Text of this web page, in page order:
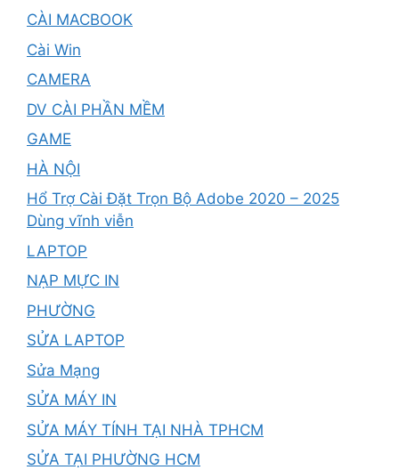
CÀI MACBOOK
Cài Win
CAMERA
DV CÀI PHẦN MỀM
GAME
HÀ NỘI
Hổ Trợ Cài Đặt Trọn Bộ Adobe 2020 – 2025
Dùng vĩnh viễn
LAPTOP
NẠP MỰC IN
PHƯỜNG
SỬA LAPTOP
Sửa Mạng
SỬA MÁY IN
SỬA MÁY TÍNH TẠI NHÀ TPHCM
SỬA TẠI PHƯỜNG HCM